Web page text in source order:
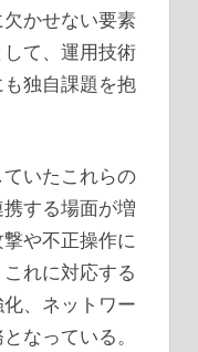
かせない要素
て、運用技術
独自課題を抱
いたこれらの
する場面が増
や不正操作に
れに対応する
、ネットワー
なっている。